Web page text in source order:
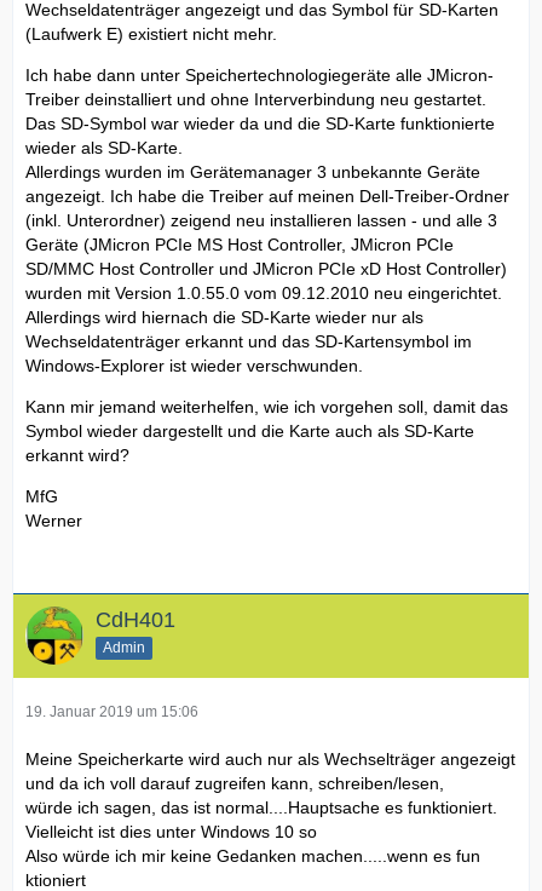
Wechseldatenträger angezeigt und das Symbol für SD-Karten
(Laufwerk E) existiert nicht mehr.
Ich habe dann unter Speichertechnologiegeräte alle JMicron-
Treiber deinstalliert und ohne Interverbindung neu gestartet.
Das SD-Symbol war wieder da und die SD-Karte funktionierte
wieder als SD-Karte.
Allerdings wurden im Gerätemanager 3 unbekannte Geräte
angezeigt. Ich habe die Treiber auf meinen Dell-Treiber-Ordner
(inkl. Unterordner) zeigend neu installieren lassen - und alle 3
Geräte (JMicron PCIe MS Host Controller, JMicron PCIe
SD/MMC Host Controller und JMicron PCIe xD Host Controller)
wurden mit Version 1.0.55.0 vom 09.12.2010 neu eingerichtet.
Allerdings wird hiernach die SD-Karte wieder nur als
Wechseldatenträger erkannt und das SD-Kartensymbol im
Windows-Explorer ist wieder verschwunden.
Kann mir jemand weiterhelfen, wie ich vorgehen soll, damit das
Symbol wieder dargestellt und die Karte auch als SD-Karte
erkannt wird?
MfG
Werner
CdH401
Admin
19. Januar 2019 um 15:06
Meine Speicherkarte wird auch nur als Wechselträger angezeigt
und da ich voll darauf zugreifen kann, schreiben/lesen,
würde ich sagen, das ist normal....Hauptsache es funktioniert.
Vielleicht ist dies unter Windows 10 so
Also würde ich mir keine Gedanken machen.....wenn es fun
ktioniert